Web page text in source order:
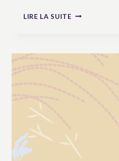
LIRE LA SUITE TIRPAA :
PAYSAN·NES
DE
TOUTE
LES